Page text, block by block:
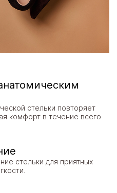
стельки повторяет
комфорт в течение всего
стельки для приятных